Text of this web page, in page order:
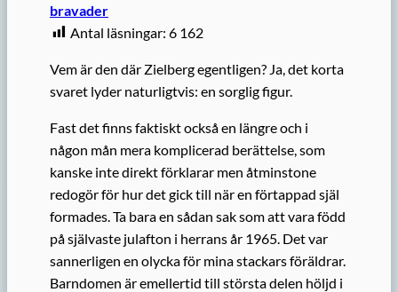
bravader
Antal läsningar: 6 162
Vem är den där Zielberg egentligen? Ja, det korta
svaret lyder naturligtvis: en sorglig figur.
Fast det finns faktiskt också en längre och i
någon mån mera komplicerad berättelse, som
kanske inte direkt förklarar men åtminstone
redogör för hur det gick till när en förtappad själ
formades. Ta bara en sådan sak som att vara född
på självaste julafton i herrans år 1965. Det var
sannerligen en olycka för mina stackars föräldrar.
Barndomen är emellertid till största delen höljd i